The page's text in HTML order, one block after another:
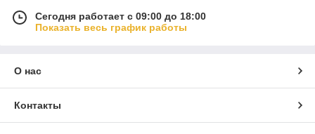
Сегодня работает с 09:00 до 18:00
Показать весь график работы
О нас
Контакты